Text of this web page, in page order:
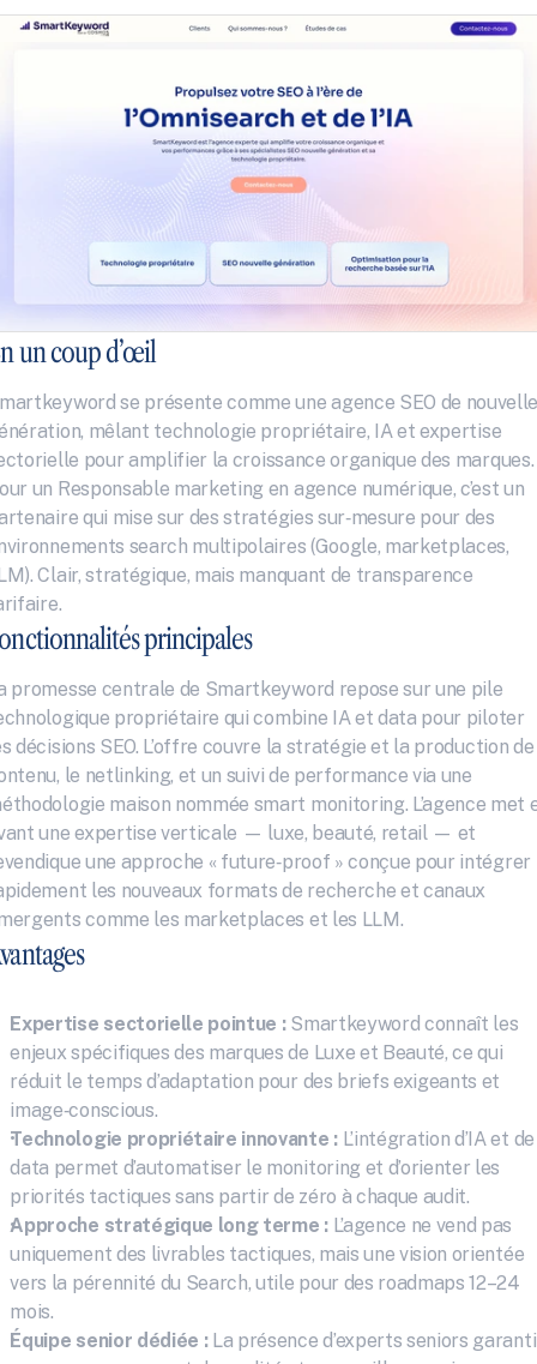
un coup d’œil
se présente comme une agence SEO de
mêlant technologie propriétaire, IA et expertise
pour amplifier la croissance organique des marques.
un Responsable marketing en agence numérique, c’est un
qui mise sur des stratégies sur‑mesure pour des
search multipolaires (Google, marketplaces,
Clair, stratégique, mais manquant de transparence
principales
promesse centrale de Smartkeyword repose sur une pile
propriétaire qui combine IA et data pour piloter
décisions SEO. L’offre couvre la stratégie et la production de
le netlinking, et un suivi de performance via une
maison nommée smart monitoring. L’agence met
une expertise verticale — luxe, beauté, retail — et
une approche « future‑proof » conçue pour intégrer
les nouveaux formats de recherche et canaux
comme les marketplaces et les LLM.
Expertise sectorielle pointue : Smartkeyword connaît les
enjeux spécifiques des marques de Luxe et Beauté, ce qui
réduit le temps d’adaptation pour des briefs exigeants et
image‑conscious.
Technologie propriétaire innovante : L’intégration d’IA et de
data permet d’automatiser le monitoring et d’orienter les
priorités tactiques sans partir de zéro à chaque audit.
Approche stratégique long terme : L’agence ne vend pas
uniquement des livrables tactiques, mais une vision orientée
vers la pérennité du Search, utile pour des roadmaps 12–24
mois.
Équipe senior dédiée : La présence d’experts seniors